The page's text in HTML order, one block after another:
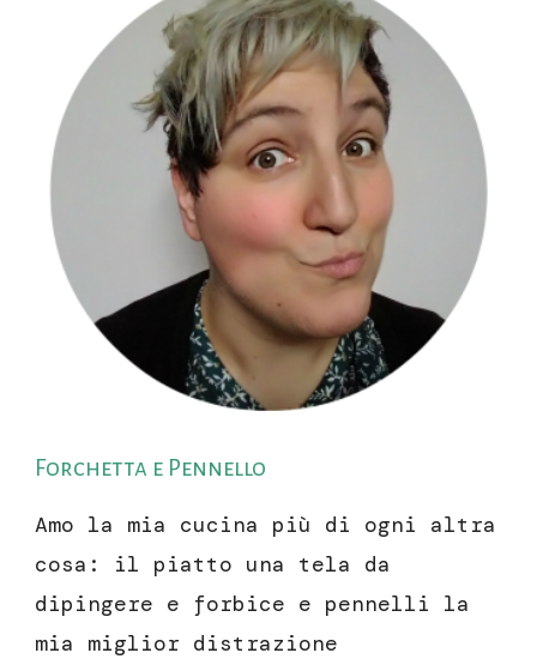
Forchetta e Pennello
Amo la mia cucina più di ogni altra
cosa: il piatto una tela da
dipingere e forbice e pennelli la
mia miglior distrazione